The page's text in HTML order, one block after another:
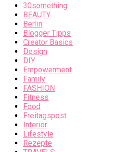
30something
BEAUTY
Berlin
Blogger Tipps
Creator Basics
Design
DIY
Empowerment
Family
FASHION
Fitness
Food
Freitagspost
Interior
Lifestyle
Rezepte